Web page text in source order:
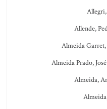
Allende,
Almeida Garret,
Almeida Prado,
Almeida,